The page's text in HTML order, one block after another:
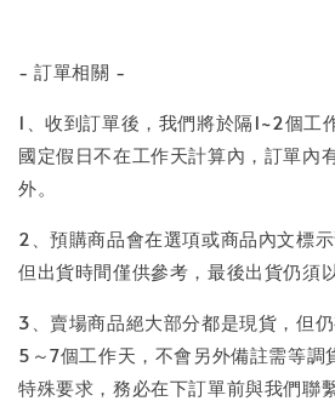
- 訂單相關 -
1、收到訂單後，我們將於隔1~2個工
國定假日不在工作天計算內，訂單內
外。
2、預購商品會在選項或商品內文標
但出貨時間僅供參考，最後出貨仍須
3、賣場商品絕大部分都是現貨，但
5～7個工作天，不會另外備註需等調
特殊要求，務必在下訂單前與我們聯繫